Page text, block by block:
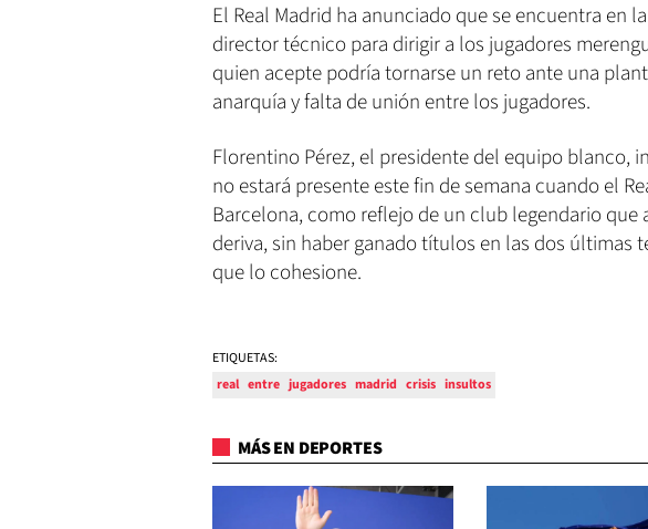
El Real Madrid ha anunciado que se encuentra en
director técnico para dirigir a los jugadores
quien acepte podría tornarse un reto ante una
anarquía y falta de unión entre los jugadores.
Florentino Pérez, el presidente del equipo blanco,
no estará presente este fin de semana cuando el
Barcelona, como reflejo de un club legendario
deriva, sin haber ganado títulos en las dos últimas
que lo cohesione.
ETIQUETAS:
real entre jugadores madrid crisis insultos
MÁS EN DEPORTES